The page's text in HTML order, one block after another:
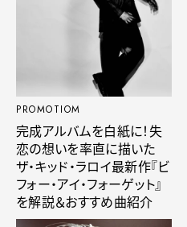
PROMOTIOM
完成アルバムを白紙に！失
恋の想いを率直に描いた
ザ・キッド・ラロイ最新作『ビ
フォー・アイ・フォーゲット』
を解説＆おすすめ曲紹介